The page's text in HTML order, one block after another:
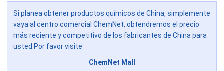
Si planea obtener productos químicos de China, simplemente
vaya al centro comercial ChemNet, obtendremos el precio
más reciente y competitivo de los fabricantes de China para
usted.Por favor visite
ChemNet Mall